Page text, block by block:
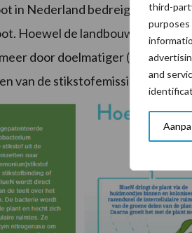
third-
purposes
and
in Nederland bedreigt de natuur.
Hoewel de landbouw sinds de
door doelmatiger
van de stikstofemissie de